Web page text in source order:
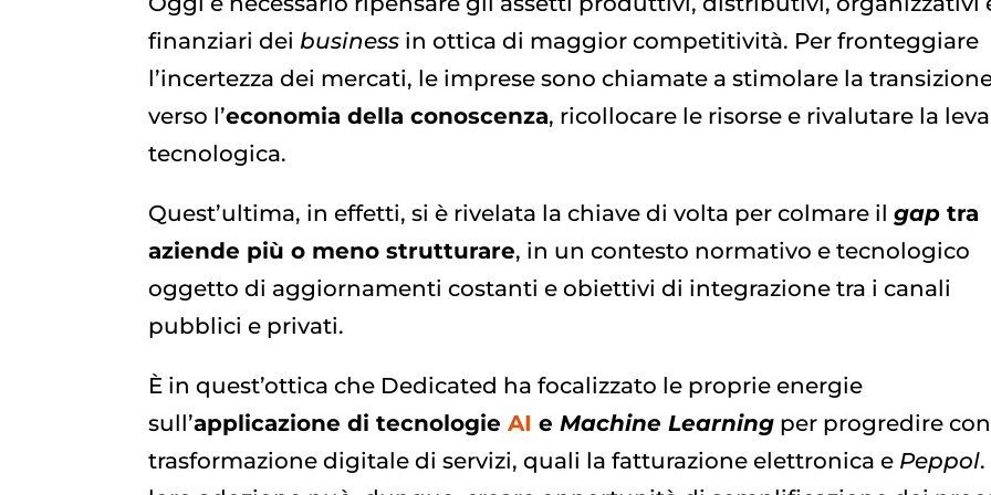
finanziari deibusiness in ottica di maggior competitività. Per fronteggiare
l’incertezza dei mercati, le imprese sono chiamate a stimolare la
verso l’economia della conoscenza, ricollocare le risorse e rivalutare la leva
tecnologica.
Quest’ultima, in effetti, si è rivelata la chiave di volta per colmare ilgap tra
aziende più o meno strutturare, in un contesto normativo e tecnologico
oggetto di aggiornamenti costanti e obiettivi di integrazione tra i canali
pubblici e privati.
È in quest’ottica che Dedicated ha focalizzato le proprie energie
sull’applicazione di tecnologieAI eMachine Learning per progredire
trasformazione digitale di servizi, quali la fatturazione elettronica e Peppol